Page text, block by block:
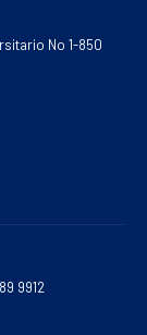
No 1-850
9912